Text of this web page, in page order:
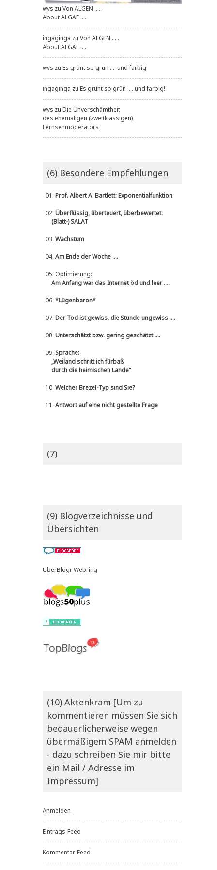
wvs zu Von ALGEN .....
About ALGAE .....
ingaginga zu Von ALGEN .....
About ALGAE .....
wvs zu Es grünt so grün .... und farbig!
ingaginga zu Es grünt so grün .... und farbig!
wvs zu Die Unverschämtheit
des ehemaligen (zweitklassigen)
Fernsehmoderators
(6) Besondere Empfehlungen
01. Prof. Albert A. Bartlett: Exponentialfunktion
02. Überflüssig, überteuert, überbewertet:
(Blatt-) SALAT
03. Wachstum
04. Am Ende der Woche ....
05. Optimierung:
Am Anfang war das Internet öd und leer ....
06. *Lügenbaron*
07. Der Tod ist gewiss, die Stunde ungewiss ....
08. Unterschätzt bzw. gering geschätzt ....
09. Sprache:
„Weiland schritt ich fürbaß
durch die heimischen Lande“
10. Welcher Brezel-Typ sind Sie?
11. Antwort auf eine nicht gestellte Frage
(7)
(9) Blogverzeichnisse und
Übersichten
UberBlogr Webring
(10) Aktenkram [Um zu
kommentieren müssen Sie sich
bedauerlicherweise wegen
übermäßigem SPAM anmelden
- dazu schreiben Sie mir bitte
ein Mail / Adresse im
Impressum]
Anmelden
Eintrags-Feed
Kommentar-Feed